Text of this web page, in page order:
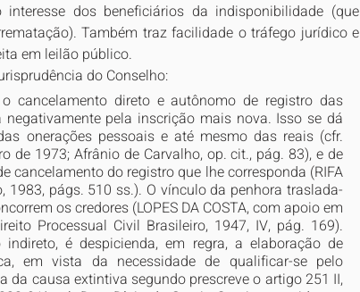
dos beneficiários da indisponibilidade (que
Também traz facilidade o tráfego jurídico e
em leilão público.
do Conselho:
cancelamento direto e autônomo de registro das
pela inscrição mais nova. Isso se dá
onerações pessoais e até mesmo das reais (cfr.
de 1973; Afrânio de Carvalho, op. cit., pág. 83), e de
cancelamento do registro que lhe corresponda (RIFA
1983, págs. 510 ss.). O vínculo da penhora traslada-
os credores (LOPES DA COSTA, com apoio em
Processual Civil Brasileiro, 1947, IV, pág. 169).
é despicienda, em regra, a elaboração de
em vista da necessidade de qualificar-se pelo
da causa extintiva segundo prescreve o artigo 251 II,